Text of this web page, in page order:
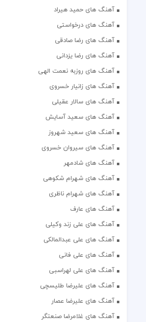
آهنگ های حمید هیراد
آهنگ های درخواستی
آهنگ های رضا صادقی
آهنگ های رضا یزدانی
آهنگ های روزبه نعمت الهی
آهنگ های زانیار خسروی
آهنگ های سالار عقیلی
آهنگ های سعید آسایش
آهنگ های سعید شهروز
آهنگ های سیروان خسروی
آهنگ های شادمهر
آهنگ های شهرام شکوهی
آهنگ های شهرام ناظری
آهنگ های عارف
آهنگ های علی زند وکیلی
آهنگ های علی عبدالمالکی
آهنگ های علی فانی
آهنگ های علی لهراسبی
آهنگ های علیرضا طلیسچی
آهنگ های علیرضا عصار
آهنگ های غلامرضا صنعتگر